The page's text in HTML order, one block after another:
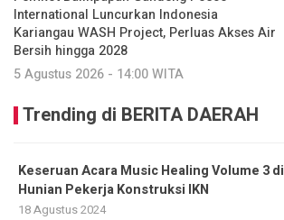
International Luncurkan Indonesia
Kariangau WASH Project, Perluas Akses Air
Bersih hingga 2028
5 Agustus 2026 - 14:00 WITA
Trending di BERITA DAERAH
Keseruan Acara Music Healing Volume 3 di
Hunian Pekerja Konstruksi IKN
18 Agustus 2024